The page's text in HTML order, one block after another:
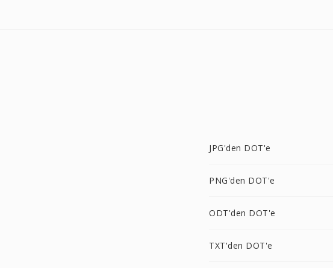
JPG'den DOT'e
PNG'den DOT'e
ODT'den DOT'e
TXT'den DOT'e